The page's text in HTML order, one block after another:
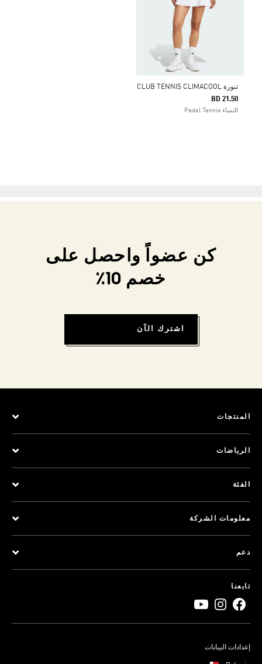
تنورة CLUB TENNIS CLIMACOOL
BD 21.50
النساء Padel Tennis
كن عضواً واحصل على
خصم 10٪
اشترك الآن
المنتجات
الرياضات
الفئة
معلومات الشركة
دعم
تابعنا
إعدادات البيانات